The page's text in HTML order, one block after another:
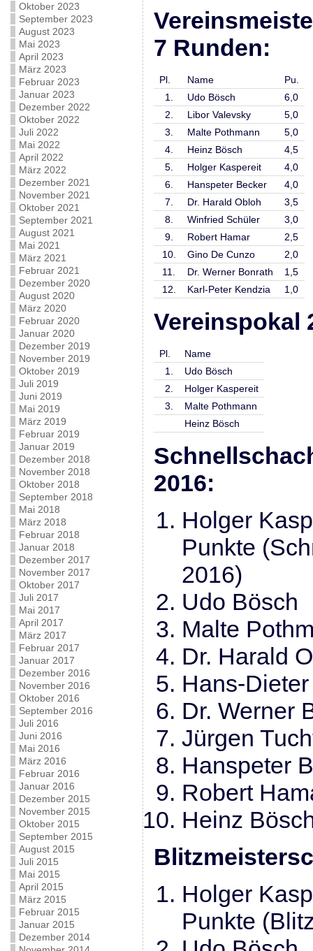
Oktober 2023
September 2023
August 2023
Mai 2023
April 2023
März 2023
Februar 2023
Januar 2023
Dezember 2022
Oktober 2022
Juli 2022
Mai 2022
April 2022
März 2022
Dezember 2021
November 2021
Oktober 2021
September 2021
August 2021
Mai 2021
März 2021
Februar 2021
Dezember 2020
August 2020
März 2020
Februar 2020
Januar 2020
Dezember 2019
November 2019
Oktober 2019
Juli 2019
Juni 2019
Mai 2019
März 2019
Februar 2019
Januar 2019
Dezember 2018
November 2018
Oktober 2018
September 2018
Mai 2018
März 2018
Februar 2018
Januar 2018
Dezember 2017
November 2017
Oktober 2017
Juli 2017
Mai 2017
April 2017
März 2017
Februar 2017
Januar 2017
Dezember 2016
November 2016
Oktober 2016
September 2016
Juli 2016
Juni 2016
Mai 2016
März 2016
Februar 2016
Januar 2016
Dezember 2015
November 2015
Oktober 2015
September 2015
August 2015
Juli 2015
Mai 2015
April 2015
März 2015
Februar 2015
Januar 2015
Dezember 2014
7 Runden:
Pl. Name
Pu.
1.
Udo Bösch
6,0
2.
Libor Valevsky
5,0
3.
Malte Pothmann
5,0
4.
Heinz Bösch
4,5
5.
Holger Kaspereit
4,0
6.
Hanspeter Becker
4,0
7.
Dr. Harald Obloh
3,5
8.
Winfried Schüler
3,0
9.
Robert Hamar
2,5
10.
Gino De Cunzo
2,0
11.
Dr. Werner Bonrath
1,5
12.
Karl-Peter Kendzia 1,0
Vereinspokal
Pl.
Name
1.
Udo Bösch
2.
Holger Kaspereit
3.
Malte Pothmann
Heinz Bösch
2016:
Holger
Punkte
2016)
Udo
Malte
Dr.
Hans-
Dr.
Jürgen
Robert
Heinz
Holger
Punkte